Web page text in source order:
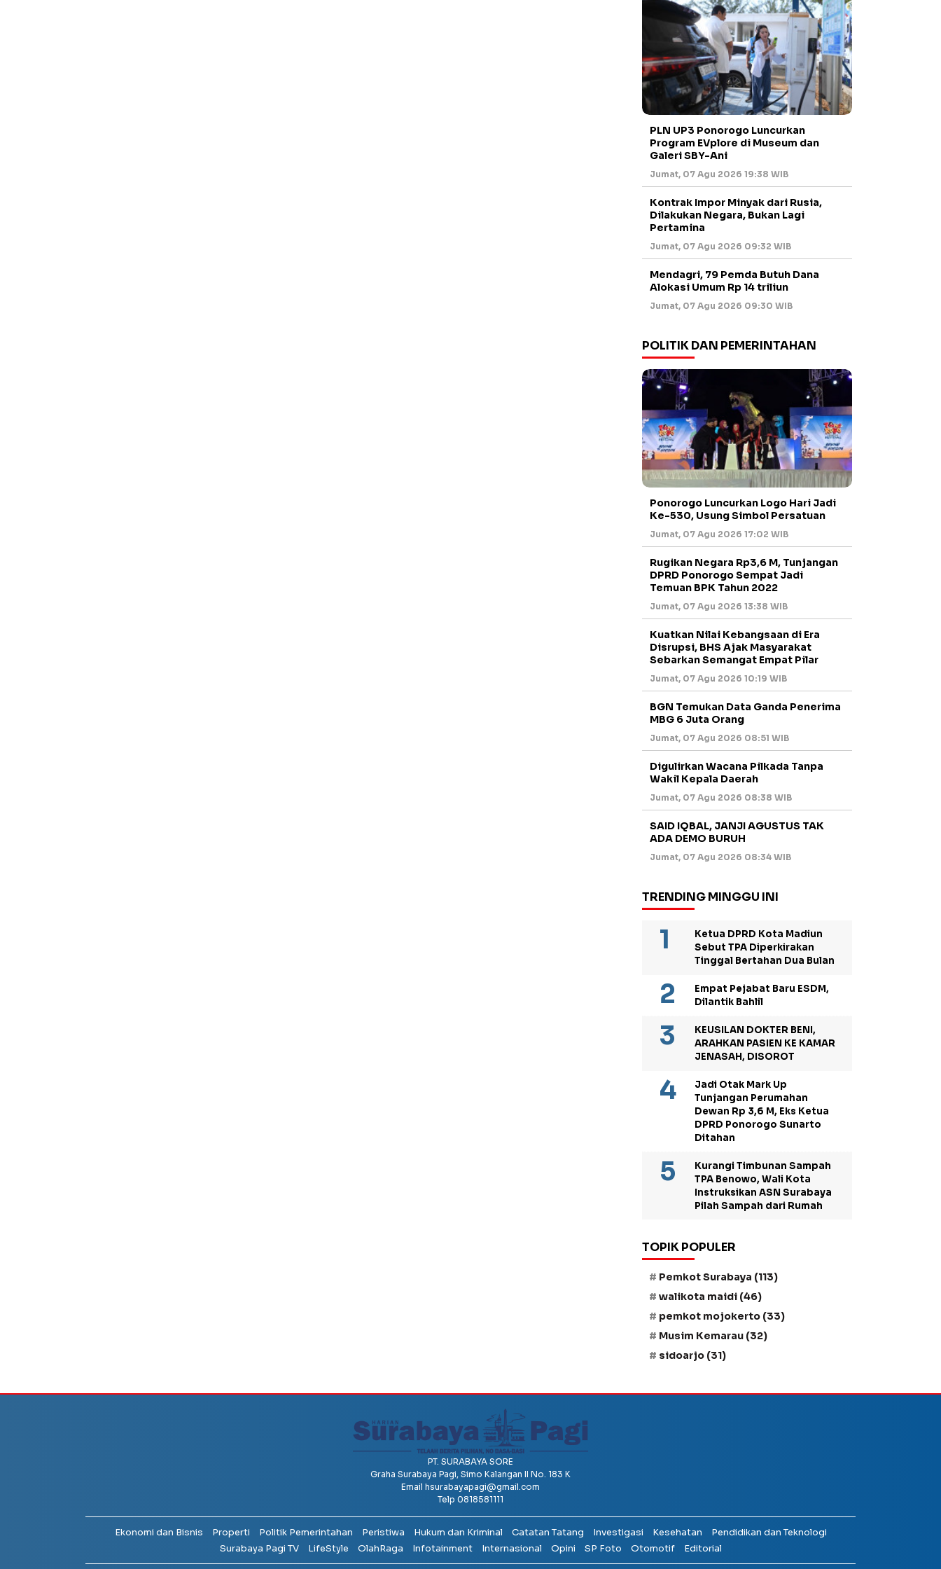
PLN UP3 Ponorogo Luncurkan
Program EVplore di Museum dan
Galeri SBY-Ani
Jumat, 07 Agu 2026 19:38 WIB
Kontrak Impor Minyak dari Rusia,
Dilakukan Negara, Bukan Lagi
Pertamina
Jumat, 07 Agu 2026 09:32 WIB
Mendagri, 79 Pemda Butuh Dana
Alokasi Umum Rp 14 triliun
Jumat, 07 Agu 2026 09:30 WIB
POLITIK DAN PEMERINTAHAN
Ponorogo Luncurkan Logo Hari Jadi
Ke-530, Usung Simbol Persatuan
Jumat, 07 Agu 2026 17:02 WIB
Rugikan Negara Rp3,6 M, Tunjangan
DPRD Ponorogo Sempat Jadi
Temuan BPK Tahun 2022
Jumat, 07 Agu 2026 13:38 WIB
Kuatkan Nilai Kebangsaan di Era
Disrupsi, BHS Ajak Masyarakat
Sebarkan Semangat Empat Pilar
Jumat, 07 Agu 2026 10:19 WIB
BGN Temukan Data Ganda Penerima
MBG 6 Juta Orang
Jumat, 07 Agu 2026 08:51 WIB
Digulirkan Wacana Pilkada Tanpa
Wakil Kepala Daerah
Jumat, 07 Agu 2026 08:38 WIB
SAID IQBAL, JANJI AGUSTUS TAK
ADA DEMO BURUH
Jumat, 07 Agu 2026 08:34 WIB
TRENDING MINGGU INI
Ketua DPRD Kota Madiun
Sebut TPA Diperkirakan
Tinggal Bertahan Dua Bulan
Empat Pejabat Baru ESDM,
Dilantik Bahlil
KEUSILAN DOKTER BENI,
ARAHKAN PASIEN KE KAMAR
JENASAH, DISOROT
Jadi Otak Mark Up
Tunjangan Perumahan
Dewan Rp 3,6 M, Eks Ketua
DPRD Ponorogo Sunarto
Ditahan
Kurangi Timbunan Sampah
TPA Benowo, Wali Kota
Instruksikan ASN Surabaya
Pilah Sampah dari Rumah
TOPIK POPULER
Pemkot Surabaya (113)
walikota maidi (46)
pemkot mojokerto (33)
Musim Kemarau (32)
sidoarjo (31)
PT. SURABAYA SORE
Graha Surabaya Pagi, Simo Kalangan II No. 183 K
Email hsurabayapagi@gmail.com
Telp 0818581111
Ekonomi dan Bisnis Properti Politik Pemerintahan Peristiwa Hukum dan Kriminal Catatan Tatang Investigasi Kesehatan
Pendidikan dan Teknologi
Surabaya Pagi TV
LifeStyle OlahRaga Infotainment Internasional Opini SP Foto Otomotif Editorial